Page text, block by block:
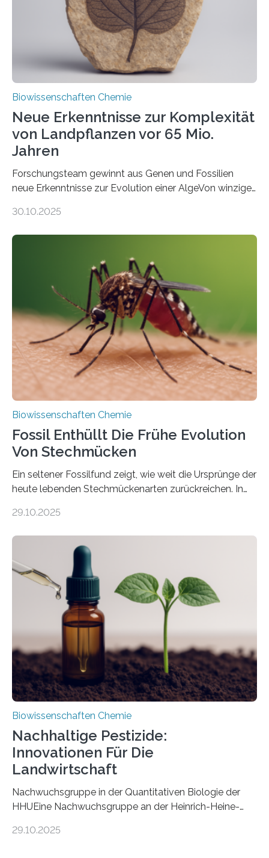
Studie wurde am 28. Oktober 2025 in der
Fachzeitschrift…
Biowissenschaften Chemie
Neue Erkenntnisse zur Komplexität
von Landpflanzen vor 65 Mio.
Jahren
Forschungsteam gewinnt aus Genen und Fossilien
neue Erkenntnisse zur Evolution einer AlgeVon winzigen
Landpflanzen zählen zu den komplexesten
Grünalgen, die vor Hunderten von Millionen Jahren
lebten. Unter den Vorfahren sticht eine Gruppe heraus,
die noch heute in der Natur vorkommt: die
Süßwasseralge Coleochaetophyceae. Einige Arten
dieser Gruppe bilden aus Zellfäden dichte Geflechte
mit scheibenförmiger Gestalt. Was auffällig ist: Die
nächsten…
30.10.2025
Biowissenschaften Chemie
Fossil Enthüllt Die Frühe Evolution
Von Stechmücken
Ein seltener Fossilfund zeigt, wie weit die Ursprünge der
heute lebenden Stechmückenarten zurückreichen. In
Forschende die bisher älteste bekannte Stechmücken-
Region Kachin in Myanmar und hat sich in
ausgezeichnetem Zustand erhalten. Es konnte als neue
Art einer neuen Gattung beschrieben werden und trägt
nun den Namen Cretosabethes primaevus. Dieser erste
fossile Nachweis einer Stechmückenlarve in Bernstein
stellt gleichzeitig den ersten Fossilfund einer
Mückenlarve aus dem Mesozoikum dar, denn…
29.10.2025
Biowissenschaften Chemie
Nachhaltige Pestizide:
Innovationen Für Die
Landwirtschaft
Nachwuchsgruppe in der Quantitativen Biologie der
HHUEine Nachwuchsgruppe an der Heinrich-Heine-
fünf Jahren erforschen, wie Bakterien auf
29.10.2025